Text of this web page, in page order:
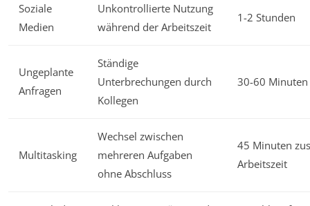
Soziale
Medien
Unkontrollierte Nutzung
während der Arbeitszeit
1-2 Stunden
Ungeplante
Anfragen
Ständige
Unterbrechungen durch
Kollegen
30-60 Minuten
Multitasking
Wechsel zwischen
mehreren Aufgaben
ohne Abschluss
45 Minuten
Arbeitszeit